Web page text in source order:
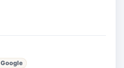
Google